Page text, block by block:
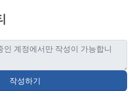
작성하기